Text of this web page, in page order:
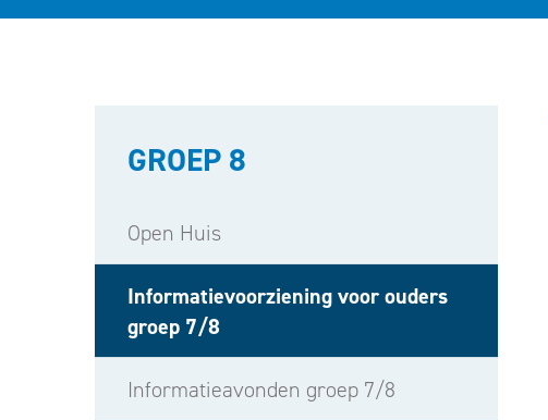
GROEP 8
Open Huis
Informatievoorziening voor ouders
groep 7/8
Informatieavonden groep 7/8